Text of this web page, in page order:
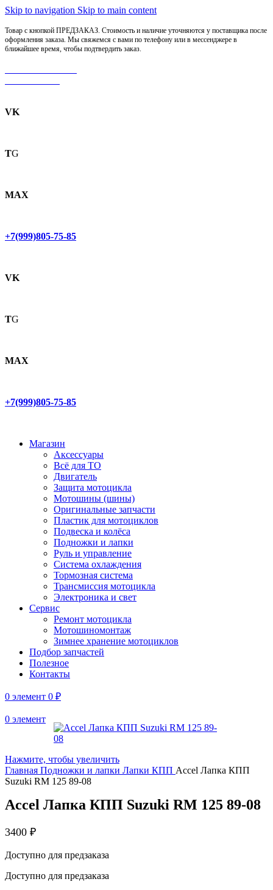
Skip to navigation Skip to main content
Товар с кнопкой ПРЕДЗАКАЗ. Стоимость и наличие уточняются у поставщика после
оформления заказа. Мы свяжемся с вами по телефону или в мессенджере в
ближайшее время, чтобы подтвердить заказ.
VK
TG
MAX
+7(999)805-75-85
VK
TG
MAX
+7(999)805-75-85
Магазин
Аксессуары
Всё для ТО
Двигатель
Защита мотоцикла
Мотошины (шины)
Оригинальные запчасти
Пластик для мотоциклов
Подвеска и колёса
Подножки и лапки
Руль и управление
Система охлаждения
Тормозная система
Трансмиссия мотоцикла
Электроника и свет
Сервис
Ремонт мотоцикла
Мотошиномонтаж
Зимнее хранение мотоциклов
Подбор запчастей
Полезное
Контакты
0 элемент 0 ₽
0 элемент
Нажмите, чтобы увеличить
Главная Подножки и лапки Лапки КПП Accel Лапка КПП
Suzuki RM 125 89-08
Accel Лапка КПП Suzuki RM 125 89-08
3400 ₽
Доступно для предзаказа
Доступно для предзаказа